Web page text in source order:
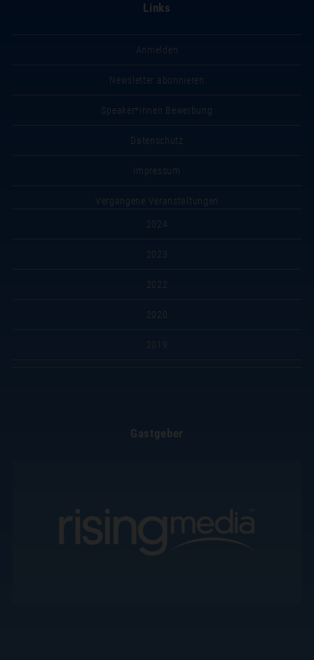
Links
Anmelden
Newsletter abonnieren
Speaker*innen Bewerbung
Datenschutz
Impressum
Vergangene Veranstaltungen
2024
2023
2022
2020
2019
Gastgeber